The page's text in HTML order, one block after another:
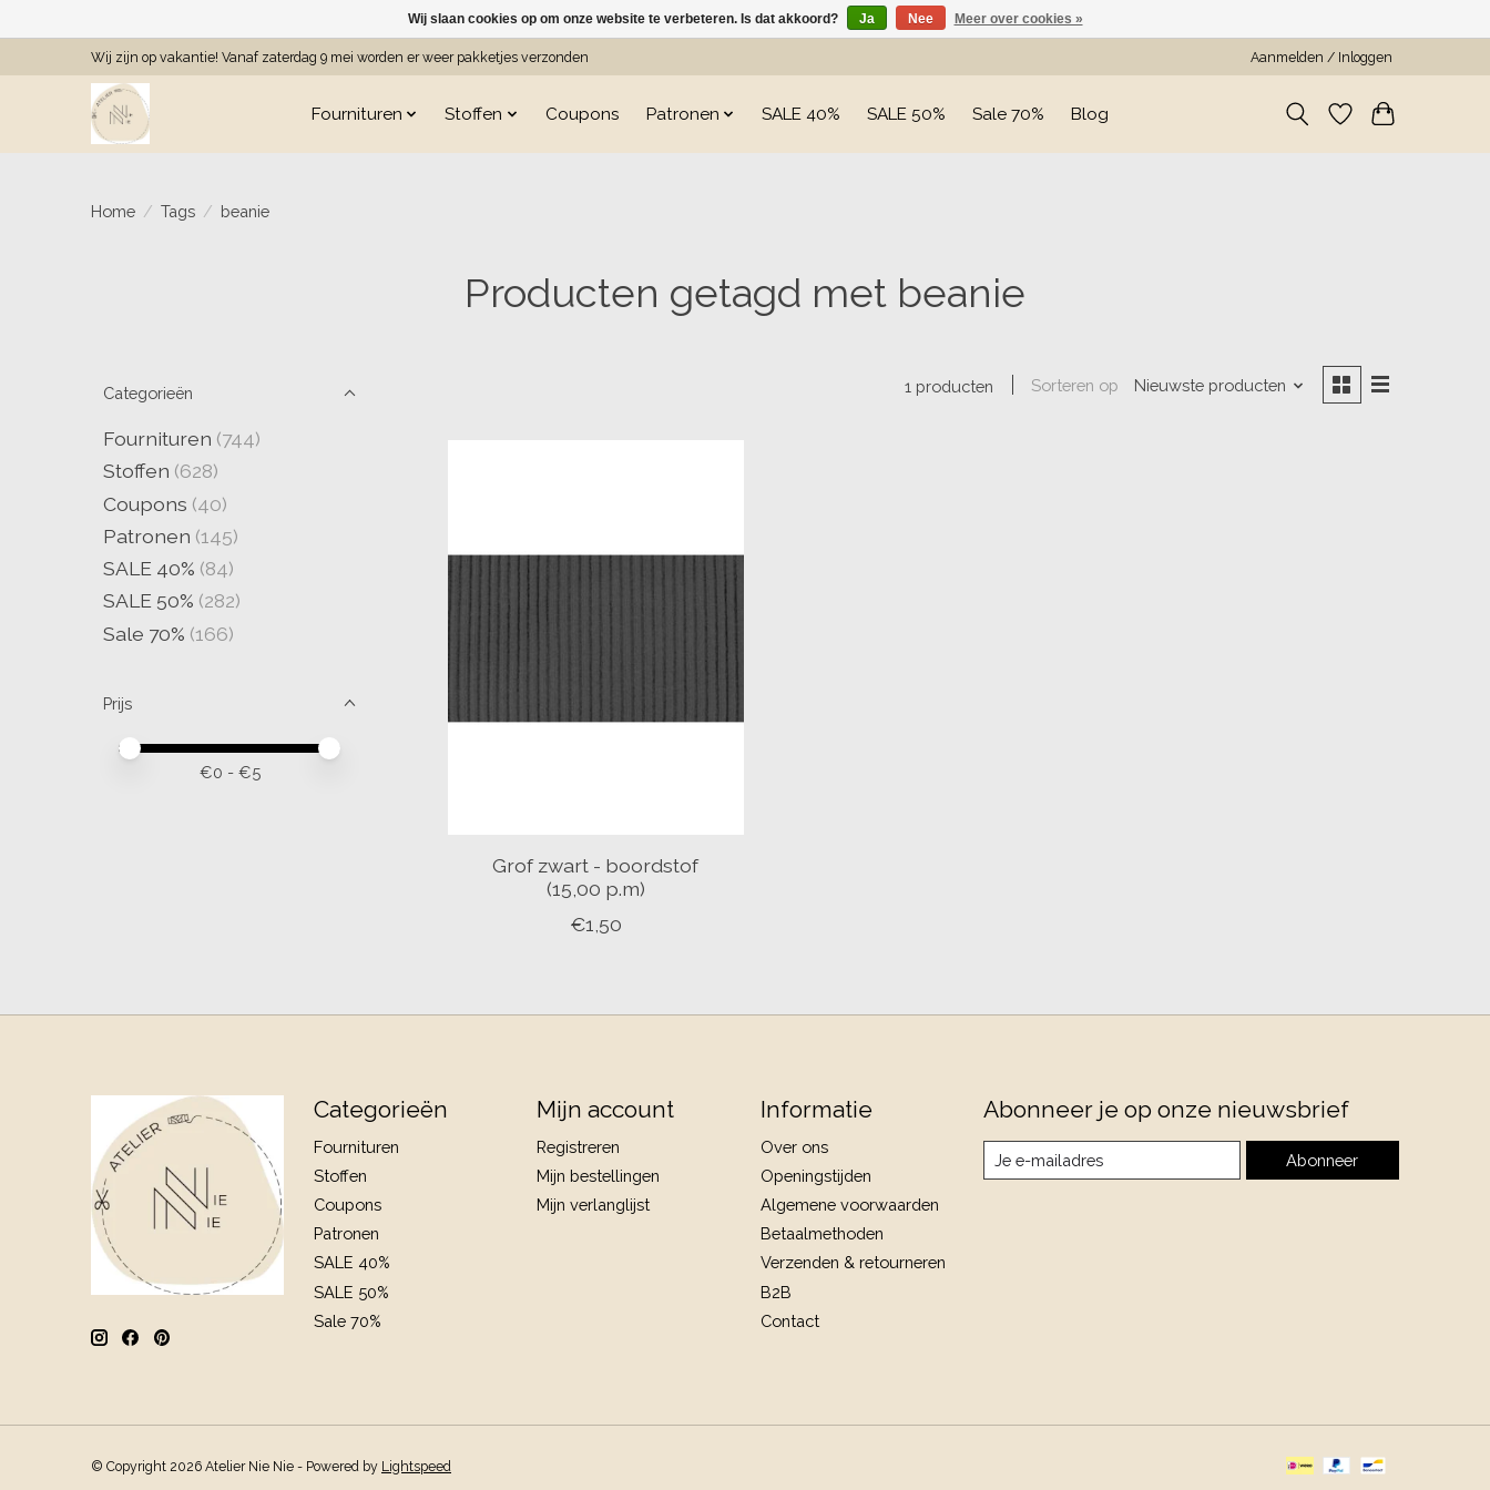
Wij zijn op vakantie! Vanaf zaterdag 9 mei worden er weer pakketjes verzonden Aanmelden / Inloggen
Fournituren Stoffen Coupons Patronen SALE 40% SALE 50% Sale 70% Blog
Home / Tags / beanie
Producten getagd met beanie
Categorieën
Fournituren (744)
Stoffen (628)
Coupons (40)
Patronen (145)
SALE 40% (84)
SALE 50% (282)
Sale 70% (166)
Prijs
Minimale prijswaarde
Price maximum value
€0 - €5
1 producten Sorteren op Nieuwste producten
Grof zwart - boordstof
(15,00 p.m)
€1,50
Categorieën
Fournituren
Stoffen
Coupons
Patronen
SALE 40%
SALE 50%
Sale 70%
Mijn account
Registreren
Mijn bestellingen
Mijn verlanglijst
Informatie
Over ons
Openingstijden
Algemene voorwaarden
Betaalmethoden
Verzenden & retourneren
B2B
Contact
Abonneer je op onze nieuwsbrief
Abonneer
© Copyright 2026 Atelier Nie Nie - Powered by Lightspeed
Wij slaan cookies op om onze website te verbeteren. Is dat akkoord? Ja Nee Meer over cookies »